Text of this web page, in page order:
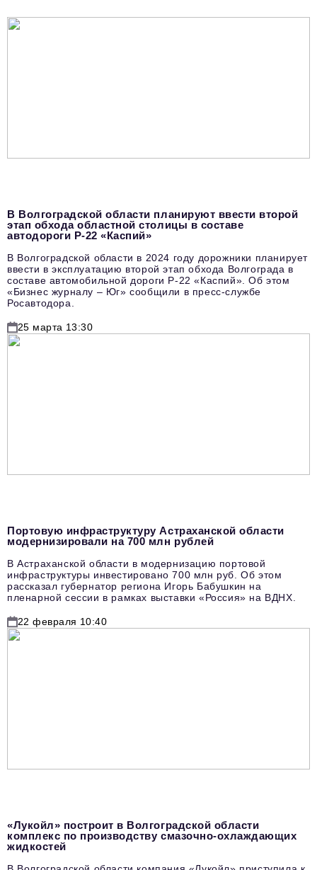
В Волгоградской области планируют ввести второй
этап обхода областной столицы в составе
автодороги Р-22 «Каспий»
В Волгоградской области в 2024 году дорожники планирует
ввести в эксплуатацию второй этап обхода Волгограда в
составе автомобильной дороги Р-22 «Каспий». Об этом
«Бизнес журналу – Юг» сообщили в пресс-службе
Росавтодора.
25 марта 13:30
Портовую инфраструктуру Астраханской области
модернизировали на 700 млн рублей
В Астраханской области в модернизацию портовой
инфраструктуры инвестировано 700 млн руб. Об этом
рассказал губернатор региона Игорь Бабушкин на
пленарной сессии в рамках выставки «Россия» на ВДНХ.
22 февраля 10:40
«Лукойл» построит в Волгоградской области
комплекс по производству смазочно-охлаждающих
жидкостей